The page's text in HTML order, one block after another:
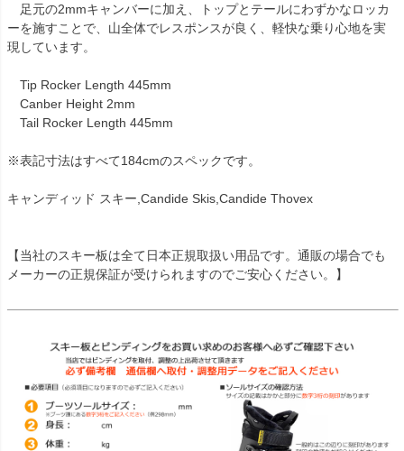
足元の2mmキャンバーに加え、トップとテールにわずかなロッカ
ーを施すことで、山全体でレスポンスが良く、軽快な乗り心地を実
現しています。
Tip Rocker Length 445mm
Canber Height 2mm
Tail Rocker Length 445mm
※表記寸法はすべて184cmのスペックです。
キャンディッド スキー,Candide Skis,Candide Thovex
【当社のスキー板は全て日本正規取扱い用品です。通販の場合でも
メーカーの正規保証が受けられますのでご安心ください。】